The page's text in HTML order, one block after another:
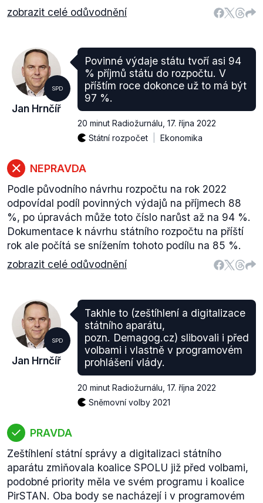
zobrazit celé odůvodnění
SPD
Jan Hrnčíř
Povinné výdaje státu tvoří asi 94
% příjmů státu do rozpočtu. V
příštím roce dokonce už to má být
97 %.
20 minut Radiožurnálu 17. října 2022
Státní rozpočet
Ekonomika
NEPRAVDA
Podle původního návrhu rozpočtu na rok 2022
odpovídal podíl povinných výdajů na příjmech 88
%, po úpravách může toto číslo narůst až na 94 %.
Dokumentace k návrhu státního rozpočtu na příští
rok ale počítá se snížením tohoto podílu na 85 %.
zobrazit celé odůvodnění
SPD
Jan Hrnčíř
Takhle to (zeštíhlení a digitalizace
státního aparátu,
pozn. Demagog.cz) slibovali i před
volbami i vlastně v programovém
prohlášení vlády.
20 minut Radiožurnálu 17. října 2022
Sněmovní volby 2021
PRAVDA
Zeštíhlení státní správy a digitalizaci státního
aparátu zmiňovala koalice SPOLU již před volbami,
podobné priority měla ve svém programu i koalice
PirSTAN. Oba body se nacházejí i v programovém